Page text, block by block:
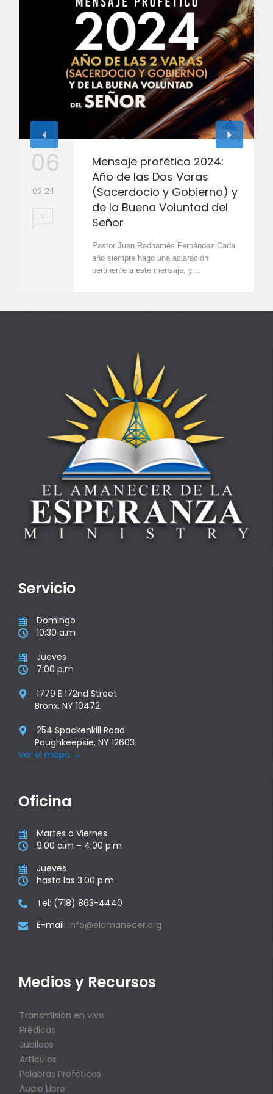
06
06 '24
0
Mensaje profético 2024:
Año de las Dos Varas
(Sacerdocio y Gobierno) y
de la Buena Voluntad del
Señor
Pastor Juan Radhamés Fernández Cada
año siempre hago una aclaración
pertinente a este mensaje, y…
Servicio
 Domingo
 10:30 a.m
 Jueves
 7:00 p.m

1779 E 172nd Street
Bronx, NY 10472

254 Spackenkill Road
Poughkeepsie, NY 12603
Ver el mapa →
Oficina
 Martes a Viernes
 9:00 a.m – 4:00 p.m
 Jueves
 hasta las 3:00 p.m
 Tel: (718) 863-4440
 E-mail: info@elamanecer.org
Medios y Recursos
Transmisión en vivo
Prédicas
Jubileos
Artículos
Palabras Proféticas
Audio Libro